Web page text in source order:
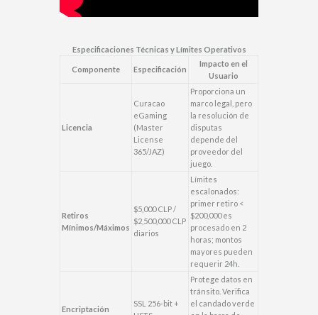
Especificaciones Técnicas y Límites Operativos
Componente Especificación
Impacto en el
Usuario
Licencia
Curacao
eGaming
(Master
License
365/JAZ)
Proporciona un
marco legal, pero
la resolución de
disputas
depende del
proveedor del
juego.
Retiros
Mínimos/Máximos
$5,000 CLP /
$2,500,000 CLP
diarios
Límites
escalonados:
primer retiro <
$200,000 es
procesado en 2
horas; montos
mayores pueden
requerir 24h.
Encriptación
SSL 256-bit +
Protege datos en
tránsito. Verifica
el candado verde